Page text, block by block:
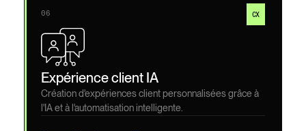
06 CX
Expérience client IA
Création d'expériences client personnalisées grâce à
l'IA et à l'automatisation intelligente.